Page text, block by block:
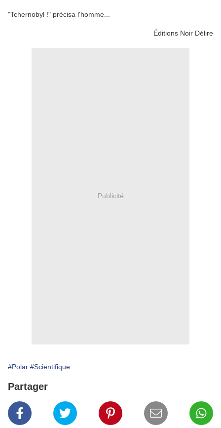
"Tchernobyl !" précisa l'homme...
Éditions Noir Délire
Publicité
#Polar #Scientifique
Partager